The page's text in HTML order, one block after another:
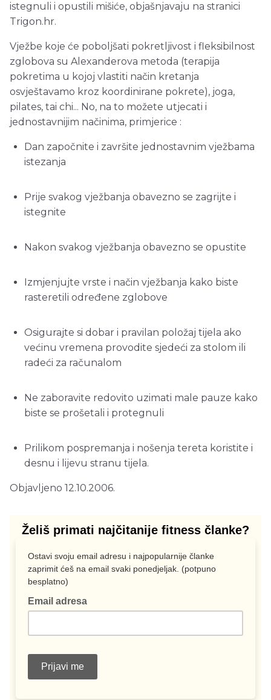
istegnuli i opustili mišiće, objašnjavaju na stranici
Trigon.hr.
Vježbe koje će poboljšati pokretljivost i fleksibilnost
zglobova su Alexanderova metoda (terapija
pokretima u kojoj vlastiti način kretanja
osvještavamo kroz koordinirane pokrete), joga,
pilates, tai chi... No, na to možete utjecati i
jednostavnijim načinima, primjerice :
Dan započnite i završite jednostavnim vježbama
istezanja
Prije svakog vježbanja obavezno se zagrijte i
istegnite
Nakon svakog vježbanja obavezno se opustite
Izmjenjujte vrste i način vježbanja kako biste
rasteretili određene zglobove
Osigurajte si dobar i pravilan položaj tijela ako
većinu vremena provodite sjedeći za stolom ili
radeći za računalom
Ne zaboravite redovito uzimati male pauze kako
biste se prošetali i protegnuli
Prilikom pospremanja i nošenja tereta koristite i
desnu i lijevu stranu tijela.
Objavljeno 12.10.2006.